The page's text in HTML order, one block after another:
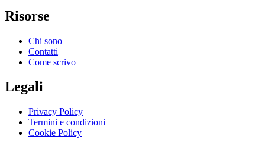
Risorse
Chi sono
Contatti
Come scrivo
Legali
Privacy Policy
Termini e condizioni
Cookie Policy